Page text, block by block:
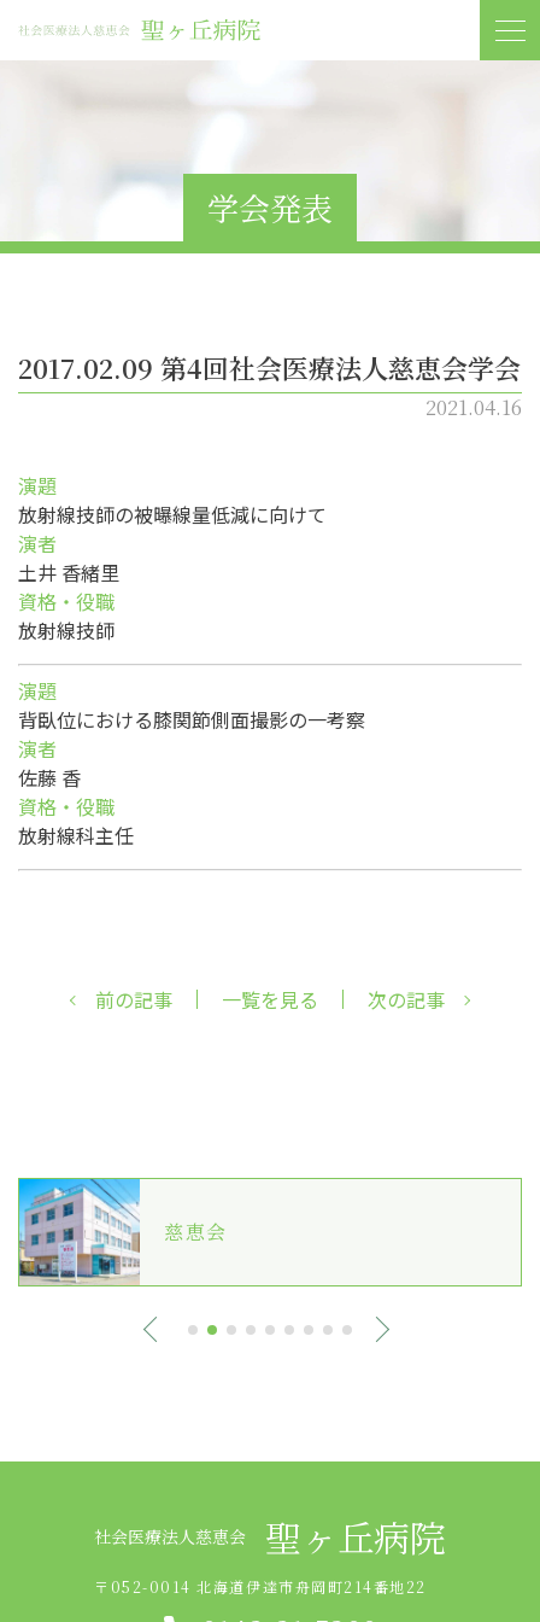
学会発表
2017.02.09 第4回社会医療法人慈恵会学会
2021.04.16
演題
放射線技師の被曝線量低減に向けて
演者
土井 香緒里
資格・役職
放射線技師
演題
背臥位における膝関節側面撮影の一考察
演者
佐藤 香
資格・役職
放射線科主任
前の記事 一覧を見る 次の記事
慈恵会
社会医療法人慈恵会 聖ヶ丘病院
〒052-0014 北海道伊達市舟岡町214番地22